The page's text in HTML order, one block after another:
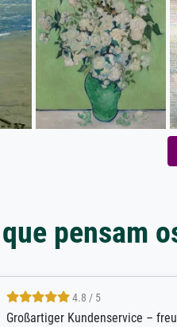
pensam
5 / 5
Für ein Erinnerungsbuch mit der